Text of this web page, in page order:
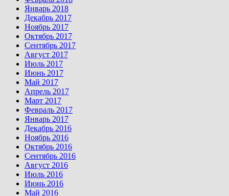
Январь 2018
Декабрь 2017
Ноябрь 2017
Октябрь 2017
Сентябрь 2017
Август 2017
Июль 2017
Июнь 2017
Май 2017
Апрель 2017
Март 2017
Февраль 2017
Январь 2017
Декабрь 2016
Ноябрь 2016
Октябрь 2016
Сентябрь 2016
Август 2016
Июль 2016
Июнь 2016
Май 2016